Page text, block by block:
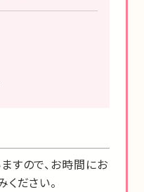
すので、お時間にお
ださい。